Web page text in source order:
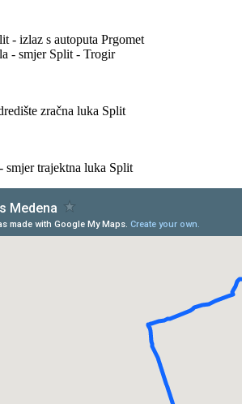
- izlaz s autoputa Prgomet
- smjer Split - Trogir
zračna luka Split
trajektna luka Split